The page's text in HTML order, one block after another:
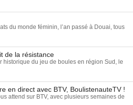
du monde féminin, l’an passé à Douai, tous
de la résistance
historique du jeu de boules en région Sud, le
en direct avec BTV, BoulistenauteTV !
attend sur BTV, avec plusieurs semaines de